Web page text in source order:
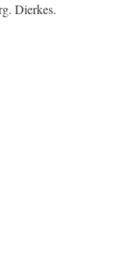
Dierkes.